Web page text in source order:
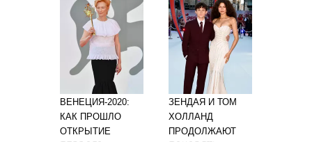
ВЕНЕЦИЯ-2020:
КАК ПРОШЛО
ОТКРЫТИЕ
ЗЕНДАЯ И ТОМ
ХОЛЛАНД
ПРОДОЛЖАЮТ